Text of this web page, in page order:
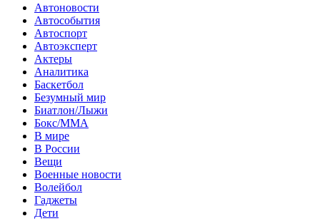
Автоновости
Автособытия
Автоспорт
Автоэксперт
Актеры
Аналитика
Баскетбол
Безумный мир
Биатлон/Лыжи
Бокс/MMA
В мире
В России
Вещи
Военные новости
Волейбол
Гаджеты
Дети